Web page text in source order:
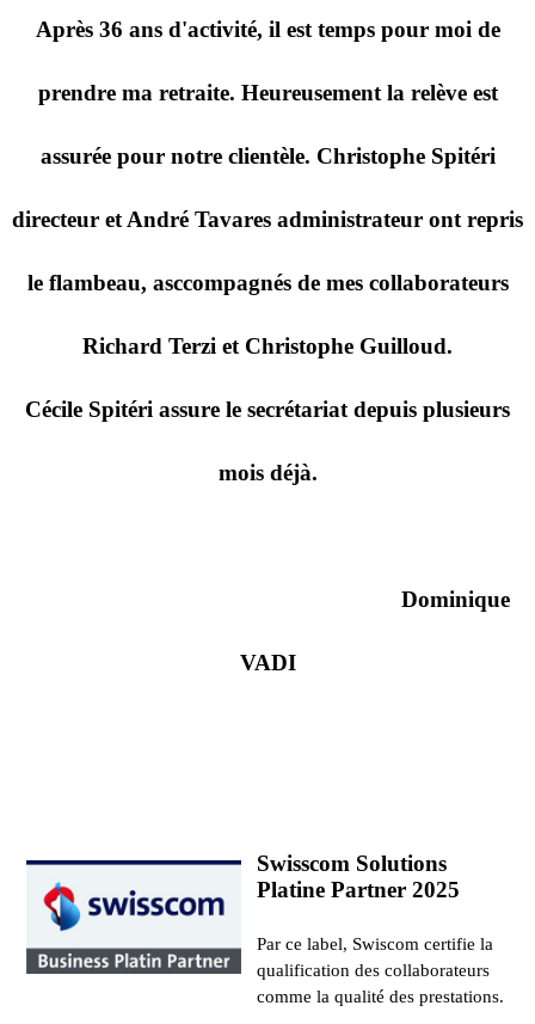
Après 36 ans d'activité, il est temps pour moi de
prendre ma retraite. Heureusement la relève est
assurée pour notre clientèle. Christophe Spitéri
directeur et André Tavares administrateur ont repris
le flambeau, asccompagnés de mes collaborateurs
Richard Terzi et Christophe Guilloud.
Cécile Spitéri assure le secrétariat depuis plusieurs
mois déjà.
Dominique
VADI
Swisscom Solutions
Platine Partner 2025
Par ce label, Swiscom certifie la
qualification des collaborateurs
comme la qualité des prestations.